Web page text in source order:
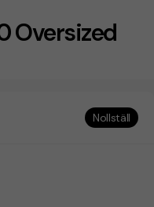
Oversized
Nollställ